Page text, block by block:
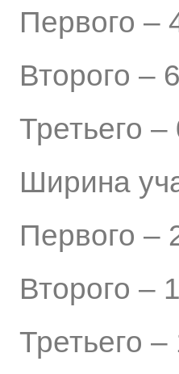
Первого –
Второго – 6
Третьего –
Ширина
Первого –
Второго –
Третьего –